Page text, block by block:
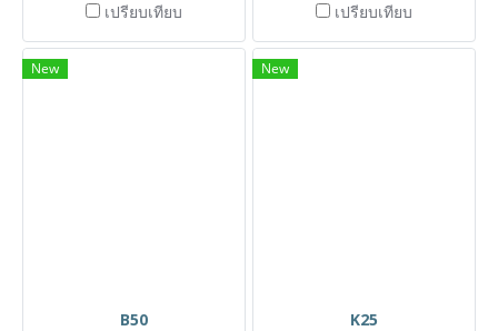
เปรียบเทียบ เปรียบเทียบ
New
B50
New
K25